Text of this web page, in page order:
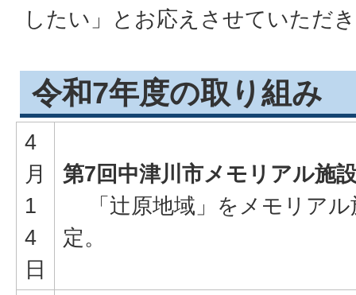
したい」とお応えさせていただ
令和7年度の取り組み
4
月
1
4
日
第7回中津川市メモリアル施
「辻原地域」をメモリアル
定。